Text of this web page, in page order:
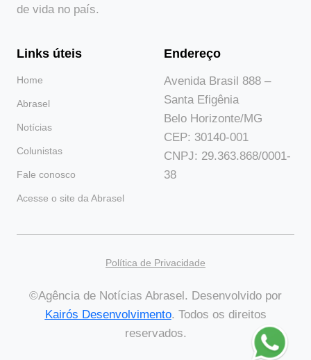
de vida no país.
Links úteis
Home
Abrasel
Notícias
Colunistas
Fale conosco
Acesse o site da Abrasel
Endereço
Avenida Brasil 888 –
Santa Efigênia
Belo Horizonte/MG
CEP: 30140-001
CNPJ: 29.363.868/0001-
38
Política de Privacidade
©Agência de Notícias Abrasel. Desenvolvido por
Kairós Desenvolvimento. Todos os direitos
reservados.